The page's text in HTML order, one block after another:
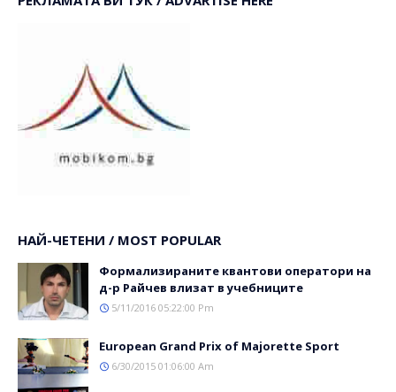
НАЙ-ЧЕТЕНИ / MOST POPULAR
Формализираните квантови оператори на
д-р Райчев влизат в учебниците
5/11/2016 05:22:00 Pm
Еuropean Grand Prix of Majorette Sport
6/30/2015 01:06:00 Am